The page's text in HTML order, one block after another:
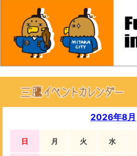
2026年8月
日 月 火 水